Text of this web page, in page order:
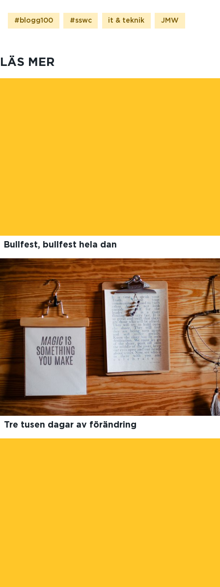
#blogg100 #sswc it & teknik JMW
LÄS MER
Bullfest, bullfest hela dan
Tre tusen dagar av förändring